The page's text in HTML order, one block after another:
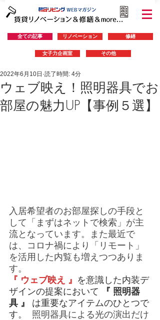
全ての記事 リノベーション 修繕
女子力企画室 その他
ウェブ映え！照明器具でお
部屋の魅力UP【事例５選】
2022年6月10日 読了時間: 4分
入居希望者のお部屋探しの手段と
して「まずはネットで検索」が主
流となっています。また最近で
は、コロナ禍により「リモート」
を活用した内覧も増えつつありま
す。
『 ウェブ映え 』 を意識した内装デ
ザインの提案において
『 照明器
具 』 は重要なアイテムのひとつで
す。
照明器具による光の演出だけ